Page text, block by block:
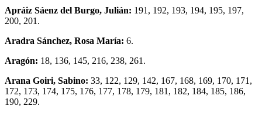
Apráiz Sáenz del Burgo, Julián: 191, 192, 193, 194, 195, 197,
200, 201.
Aradra Sánchez, Rosa María: 6.
Aragón: 18, 136, 145, 216, 238, 261.
Arana Goiri, Sabino: 33, 122, 129, 142, 167, 168, 169, 170, 171,
172, 173, 174, 175, 176, 177, 178, 179, 181, 182, 184, 185, 186,
190, 229.